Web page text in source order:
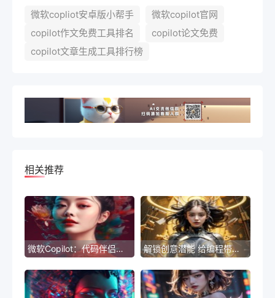
微软copliot安卓版小帮手
微软copilot官网
copilot作文免费工具排名
copilot论文免费
copilot文章生成工具排行榜
相关推荐
微软Copilot：代码伴侣，智能编程新助手 解锁创意潜能 给编程带来新体验